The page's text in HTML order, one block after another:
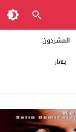
المشردون
بهار